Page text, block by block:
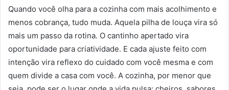
Quando você olha para a cozinha com mais acolhimento e
menos cobrança, tudo muda. Aquela pilha de louça vira só
mais um passo da rotina. O cantinho apertado vira
oportunidade para criatividade. E cada ajuste feito com
intenção vira reflexo do cuidado com você mesma e com
quem divide a casa com você. A cozinha, por menor que